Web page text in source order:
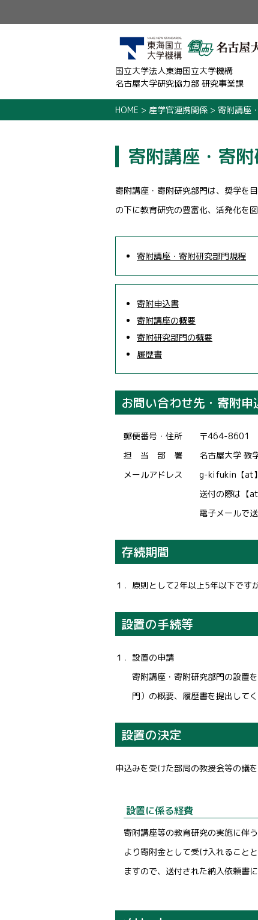
国立大学法人東海国立大学機構
名古屋大学研究協力部 研究事業課
HOME > 産学官連携関係 > 寄附講座
寄附講座・寄
寄附講座・寄附研究部門は、奨学を
の下に教育研究の豊富化、活発化を
寄附講座・寄附研究部門規程
寄附申込書
寄附講座の概要
寄附研究部門の概要
履歴書
お問い合わせ先・寄附
郵便番号・住所 〒464-8601 名
担 当 部 署 名古屋大学 教学事
メールアドレス g-kifukin【at
送付の際は【at】を@
電子メールで送付いただく
存続期間
１．原則として2年以上5年以下です
設置の手続等
１．設置の申請
寄附講座・寄附研究部門の設置を
門）の概要、履歴書を提出してく
設置の決定
申込みを受けた部局の教授会等の議
設置に係る経費
寄附講座等の教育研究の実施に伴
より寄附金として受け入れること
ますので、送付された納入依頼書